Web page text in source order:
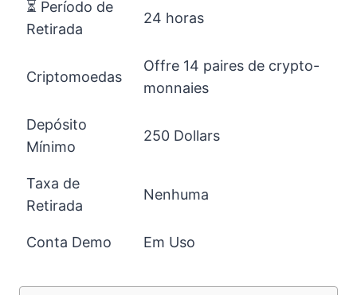
⏳ Período de
Retirada
24 horas
Criptomoedas
Offre 14 paires de crypto-
monnaies
Depósito
Mínimo
250 Dollars
Taxa de
Retirada
Nenhuma
Conta Demo Em Uso